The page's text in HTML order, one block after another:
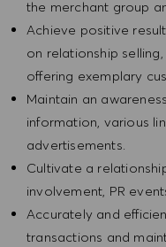
the merchant group
Achieve positive
on relationship
offering exemplary
Maintain an
information, various
advertisements.
Cultivate a
involvement, PR
Accurately and
transactions and